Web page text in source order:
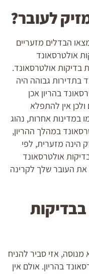
לעובר?
הבדלים מזעריים
אולטרסאונד
בדיקות אולטרסאונד.
בתדירות גבוהה היה
בהריון אכן
אין להתפלא
במדינות אחרות, נהוג
במהלך ההריון,
הינה מזערית, לפי
אולטרסאונד
את העובר שלך לקרינה
אזי סביר להניח
בהריון. אולם אין